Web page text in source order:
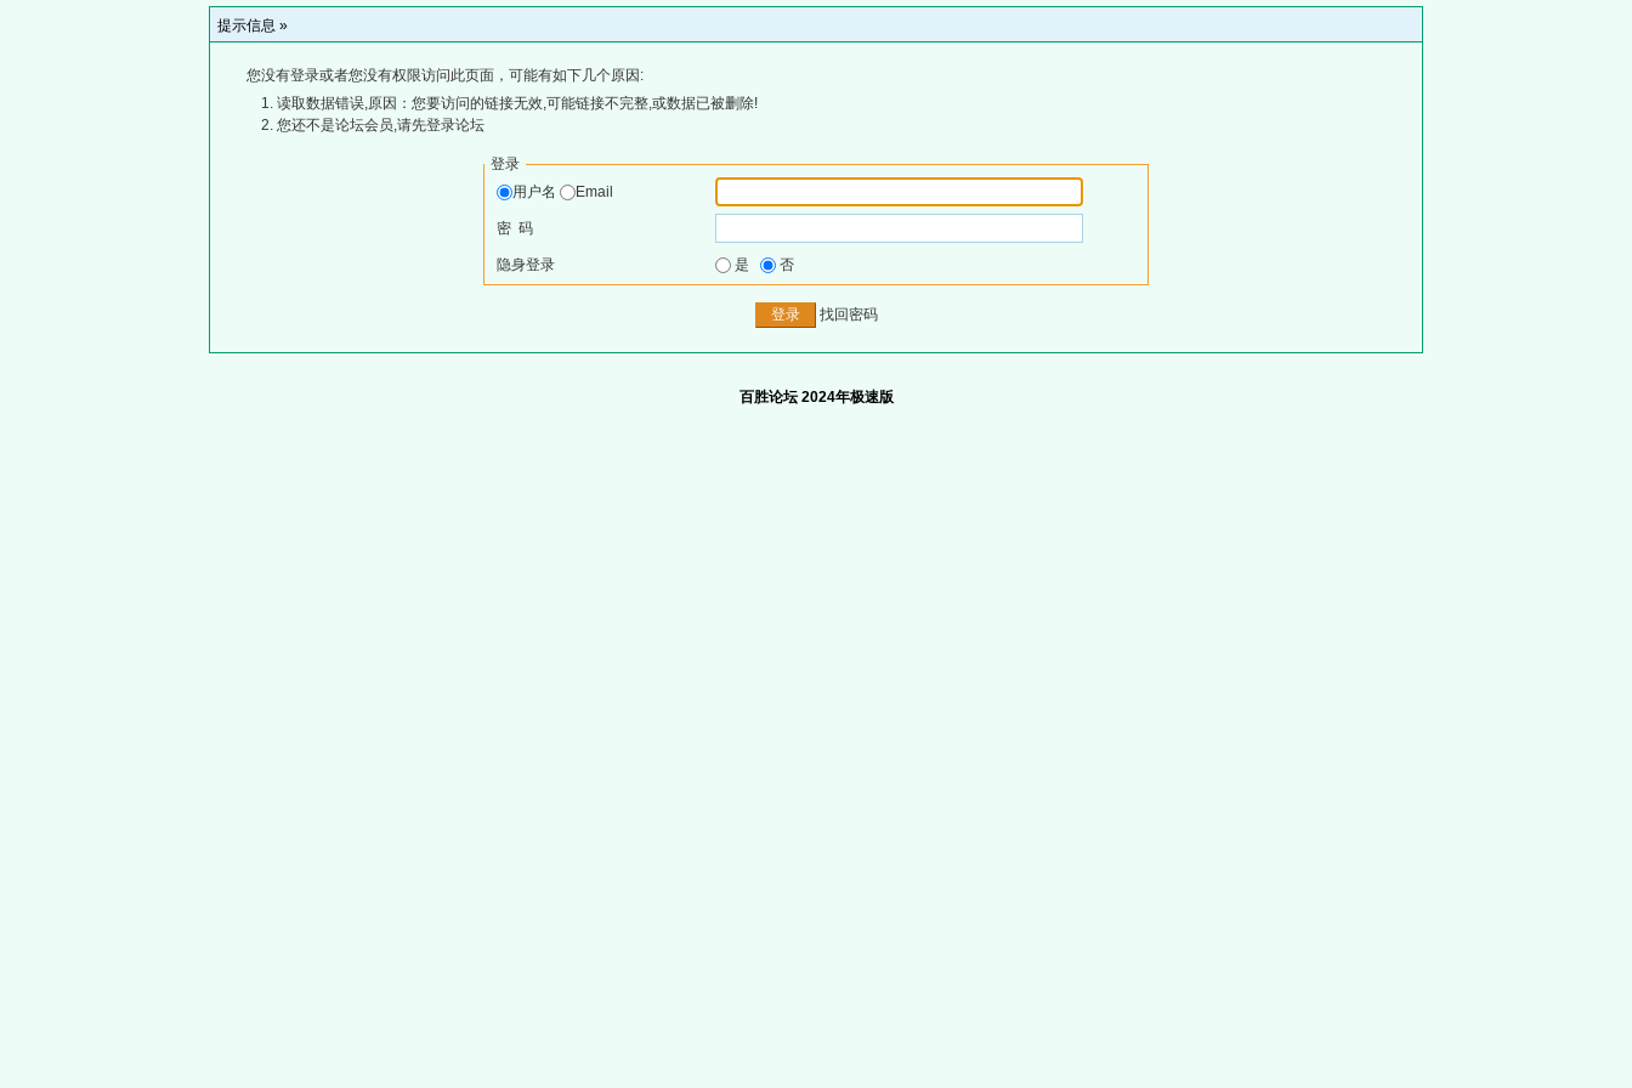
提示信息 »
您没有登录或者您没有权限访问此页面，可能有如下几个原因:
读取数据错误,原因：您要访问的链接无效,可能链接不完整,或数据已被删除!
您还不是论坛会员,请先登录论坛
登录
用户名
Email
密 码
隐身登录 是 否
找回密码
百胜论坛 2024年极速版